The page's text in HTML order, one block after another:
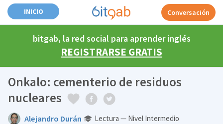
INICIO Conversación
bitgab, la red social para aprender inglés
REGISTRARSE GRATIS
Onkalo: cementerio de residuos
nucleares
Alejandro Durán Lectura — Nivel Intermedio